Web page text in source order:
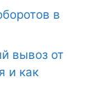
в
вывоз от
и как